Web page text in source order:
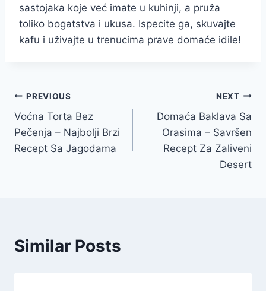
sastojaka koje već imate u kuhinji, a pruža
toliko bogatstva i ukusa. Ispecite ga, skuvajte
kafu i uživajte u trenucima prave domaće idile!
Post
navigation
PREVIOUS
Voćna Torta Bez
Pečenja – Najbolji Brzi
Recept Sa Jagodama
NEXT
Domaća Baklava Sa
Orasima – Savršen
Recept Za Zaliveni
Desert
Similar Posts